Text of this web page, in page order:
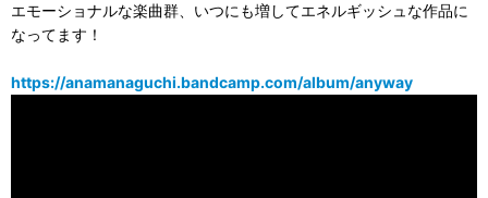
エモーショナルな楽曲群、いつにも増してエネルギッシュな作品に
なってます！
https://anamanaguchi.bandcamp.com/album/anyway